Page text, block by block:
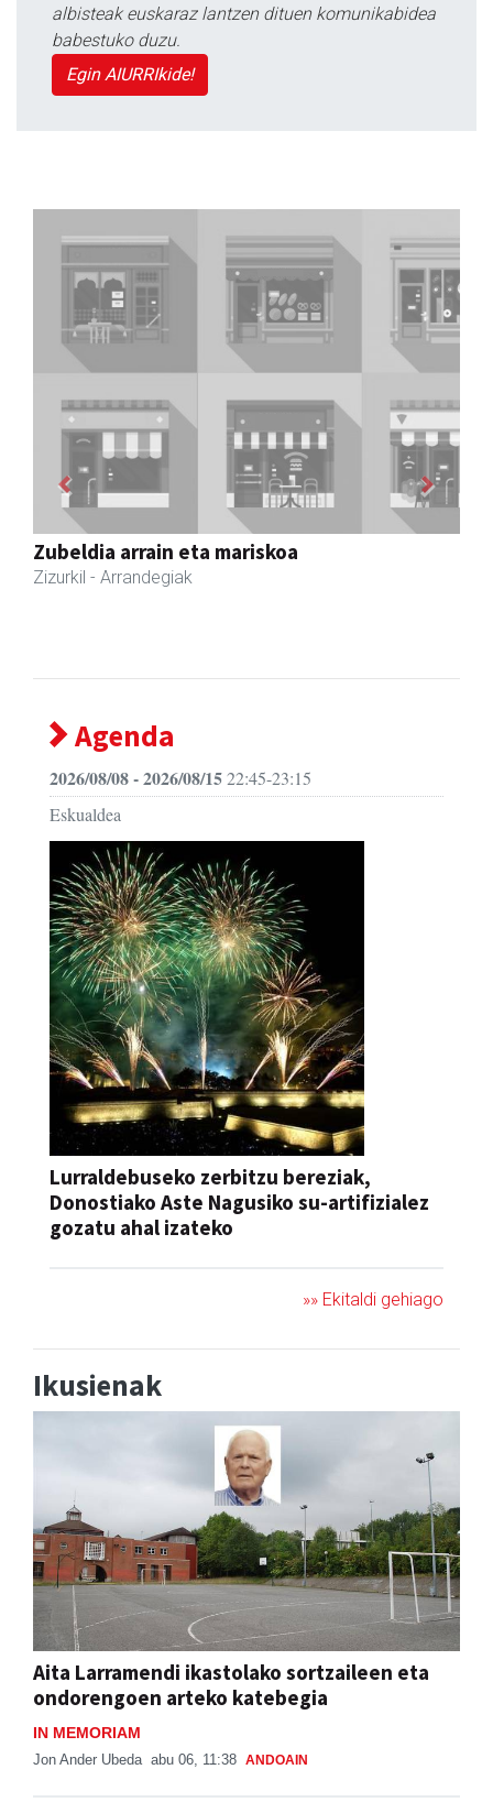
albisteak euskaraz lantzen dituen komunikabidea
babestuko duzu.
Egin AIURRIkide!
Eizmendi anaiak
Amasa-Villabona - Armategia
Previous Next
Agenda
2026/08/08 - 2026/08/15
Lurraldebuseko zerbitzu bereziak,
Donostiako Aste Nagusiko su-artifizialez
gozatu ahal izateko
Aita Larramendi ikastolako sortzaileen eta
ondorengoen arteko katebegia
IN MEMORIAM
Jon Ander Ubeda ANDOAIN